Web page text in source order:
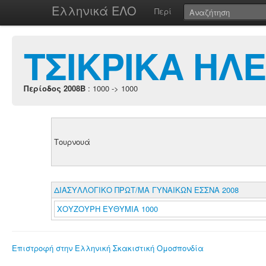
Ελληνικά ΕΛΟ Περί
ΤΣΙΚΡΙΚΑ
Περίοδος 2008B : 1000 -> 1000
Τουρνουά
ΔΙΑΣΥΛΛΟΓΙΚΟ ΠΡΩΤ/ΜΑ ΓΥΝΑΙΚΩΝ ΕΣΣΝΑ 2008
ΧΟΥΖΟΥΡΗ ΕΥΘΥΜΙΑ 1000
Επιστροφή στην Ελληνική Σκακιστική Ομοσπονδία